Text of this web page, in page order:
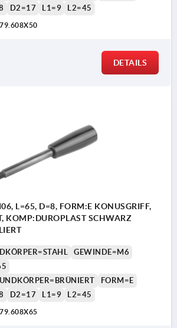
D2=17 L1=9 L2=45
DETAILS
L=65, D=8, FORM:E KONUSGRIFF,
KOMP:DUROPLAST SCHWARZ
GEWINDE=M6
FORM=E
D2=17 L1=9 L2=45